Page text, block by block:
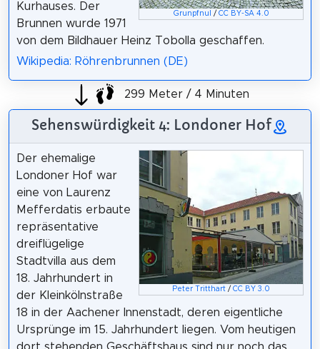
Grunpfnul / CC BY-SA 4.0
Kurhauses. Der
Brunnen wurde 1971
von dem Bildhauer Heinz Tobolla geschaffen.
Wikipedia: Röhrenbrunnen (DE)
299 Meter / 4 Minuten
Sehenswürdigkeit 4: Londoner Hof
Peter Tritthart /CC BY 3.0
Der ehemalige
Londoner Hof war
eine von Laurenz
Mefferdatis erbaute
repräsentative
dreiflügelige
Stadtvilla aus dem
18. Jahrhundert in
der Kleinkölnstraße
18 in der Aachener Innenstadt, deren eigentliche
Ursprünge im 15. Jahrhundert liegen. Vom heutigen